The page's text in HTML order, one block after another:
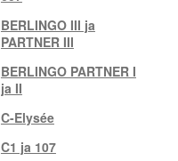
BERLINGO III ja
PARTNER III
BERLINGO PARTNER I
ja II
C-Elysée
C1 ja 107